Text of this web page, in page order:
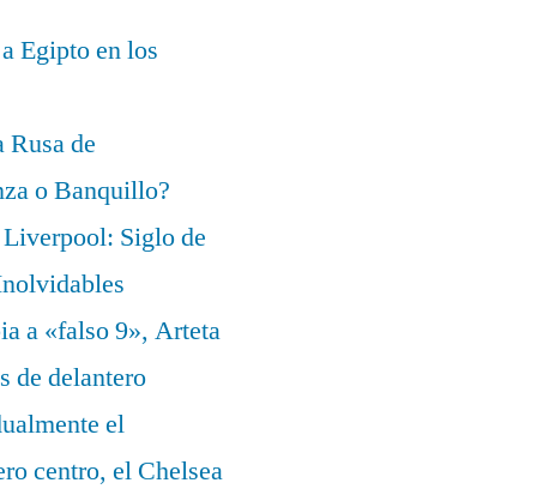
Egipto en los
de
o Banquillo?
Siglo de
a «falso 9», Arteta
de delantero
el
centro, el Chelsea